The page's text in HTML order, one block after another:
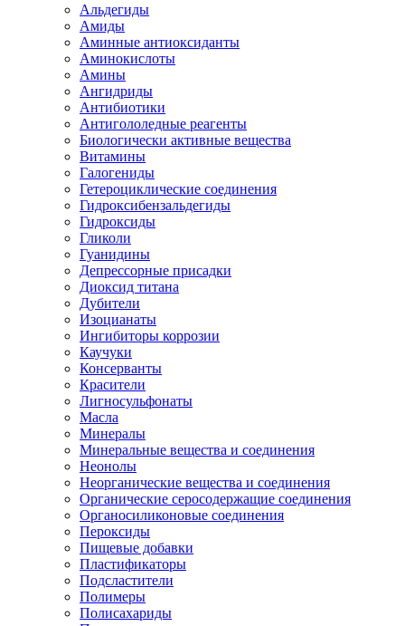
Альдегиды
Амиды
Аминные антиоксиданты
Аминокислоты
Амины
Ангидриды
Антибиотики
Антигололедные реагенты
Биологически активные вещества
Витамины
Галогениды
Гетероциклические соединения
Гидроксибензальдегиды
Гидроксиды
Гликоли
Гуанидины
Депрессорные присадки
Диоксид титана
Дубители
Изоцианаты
Ингибиторы коррозии
Каучуки
Консерванты
Красители
Лигносульфонаты
Масла
Минералы
Минеральные вещества и соединения
Неонолы
Неорганические вещества и соединения
Органические серосодержащие соединения
Органосиликоновые соединения
Пероксиды
Пищевые добавки
Пластификаторы
Подсластители
Полимеры
Полисахариды